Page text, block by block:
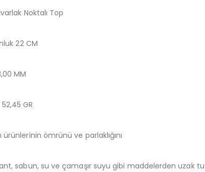
Noktalı Top
22 CM
MM
GR
ömrünü ve parlaklığını
sabun, su ve çamaşır suyu gibi maddelerden uzak